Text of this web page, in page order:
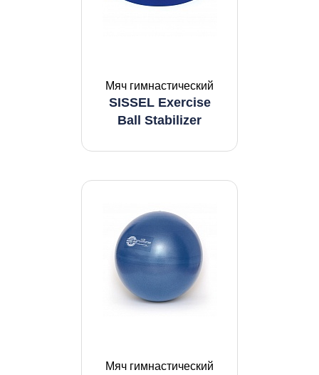
Мяч гимнастический
SISSEL Exercise
Ball Stabilizer
Мяч гимнастический